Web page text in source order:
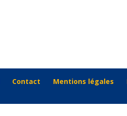
Contact Mentions légales